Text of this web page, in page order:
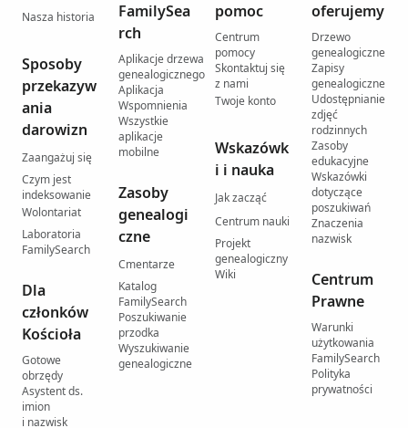
Nasza historia
Sposoby
przekazyw
ania
darowizn
Zaangażuj się
Czym jest
indeksowanie
Wolontariat
Laboratoria
FamilySearch
Dla
członków
Kościoła
Gotowe
obrzędy
Asystent ds.
imion
i nazwisk
FamilySea
rch
Aplikacje drzewa
genealogicznego
Aplikacja
Wspomnienia
Wszystkie
aplikacje
mobilne
Zasoby
genealogi
czne
Cmentarze
Katalog
FamilySearch
Poszukiwanie
przodka
Wyszukiwanie
genealogiczne
pomoc
Centrum
pomocy
Skontaktuj się
z nami
Twoje konto
Wskazówk
i i nauka
Jak zacząć
Centrum nauki
Projekt
genealogiczny
Wiki
oferujemy
Drzewo
genealogiczne
Zapisy
genealogiczne
Udostępnianie
zdjęć
rodzinnych
Zasoby
edukacyjne
Wskazówki
dotyczące
poszukiwań
Znaczenia
nazwisk
Centrum
Prawne
Warunki
użytkowania
FamilySearch
Polityka
prywatności